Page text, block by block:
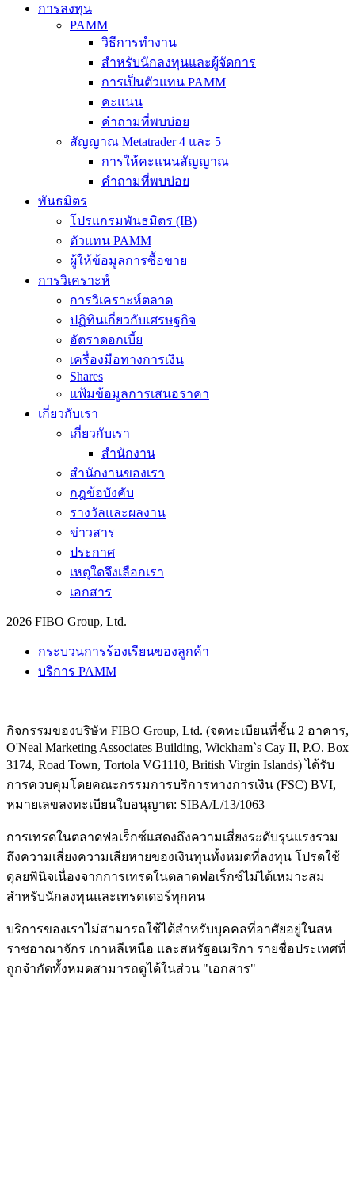
การลงทุน
PAMM
วิธีการทำงาน
สำหรับนักลงทุนและผู้จัดการ
การเป็นตัวแทน PAMM
คะแนน
คำถามที่พบบ่อย
สัญญาณ Metatrader 4 และ 5
การให้คะแนนสัญญาณ
คำถามที่พบบ่อย
พันธมิตร
โปรแกรมพันธมิตร (IB)
ตัวแทน PAMM
ผู้ให้ข้อมูลการซื้อขาย
การวิเคราะห์
การวิเคราะห์ตลาด
ปฏิทินเกี่ยวกับเศรษฐกิจ
อัตราดอกเบี้ย
เครื่องมือทางการเงิน
Shares
แฟ้มข้อมูลการเสนอราคา
เกี่ยวกับเรา
เกี่ยวกับเรา
สำนักงาน
สำนักงานของเรา
กฎข้อบังคับ
รางวัลและผลงาน
ข่าวสาร
ประกาศ
เหตุใดจึงเลือกเรา
เอกสาร
2026 FIBO Group, Ltd.
กระบวนการร้องเรียนของลูกค้า
บริการ PAMM
กิจกรรมของบริษัท FIBO Group, Ltd. (จดทะเบียนที่ชั้น 2 อาคาร,
O'Neal Marketing Associates Building, Wickham`s Cay II, P.O. Box
3174, Road Town, Tortola VG1110, British Virgin Islands) ได้รับ
การควบคุมโดยคณะกรรมการบริการทางการเงิน (FSC) BVI,
หมายเลขลงทะเบียนใบอนุญาต: SIBA/L/13/1063
การเทรดในตลาดฟอเร็กซ์แสดงถึงความเสี่ยงระดับรุนแรงรวม
ถึงความเสี่ยงความเสียหายของเงินทุนทั้งหมดที่ลงทุน โปรดใช้
ดุลยพินิจเนื่องจากการเทรดในตลาดฟอเร็กซ์ไม่ได้เหมาะสม
สำหรับนักลงทุนและเทรดเดอร์ทุกคน
บริการของเราไม่สามารถใช้ได้สำหรับบุคคลที่อาศัยอยู่ในสห
ราชอาณาจักร เกาหลีเหนือ และสหรัฐอเมริกา รายชื่อประเทศที่
ถูกจำกัดทั้งหมดสามารถดูได้ในส่วน "เอกสาร"